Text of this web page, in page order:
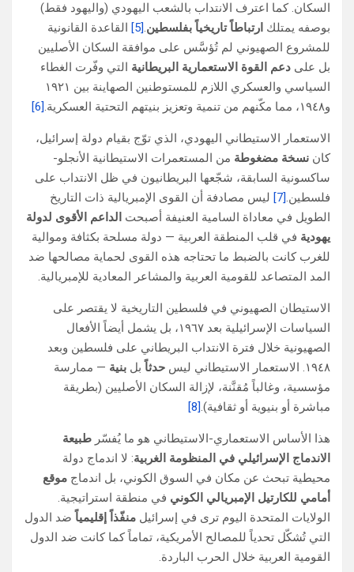
السكان. كما اعترف الانتداب بالشعب اليهودي (واليهود فقط)
بوصفه يمتلك ارتباطاً تاريخياً بفلسطين.
[5]
القاعدة القانونية
للمشروع الصهيوني لم تُؤسَّس على موافقة السكان الأصليين
بل على دعم القوة الاستعمارية البريطانية التي وفّرت الغطاء
السياسي والعسكري اللازم للمستوطنين الصهاينة بين ١٩٢١
و١٩٤٨، مما مكّنهم من تنمية وتعزيز بنيتهم التحتية العسكرية.
[6]
الاستعمار الاستيطاني اليهودي، الذي توّج بقيام دولة إسرائيل،
كان نسخة مضغوطة من المستعمرات الاستيطانية الأنجلو-
ساكسونية السابقة، شجّعها البريطانيون في ظل الانتداب على
فلسطين.[7]
ليس مصادفة أن القوى الإمبريالية ذات التاريخ
الطويل في معاداة السامية العنيفة أصبحت الداعم الأقوى لدولة
يهودية في قلب المنطقة العربية — دولة مسلحة بكثافة وموالية
للغرب كانت بالضبط ما تحتاجه هذه القوى لحماية مصالحها ضد
المد المتصاعد للقومية العربية والمشاعر المعادية للإمبريالية.
الاستيطان الصهيوني في فلسطين التاريخية لا يقتصر على
السياسات الإسرائيلية بعد ١٩٦٧، بل يشمل أيضاً الأفعال
الصهيونية خلال فترة الانتداب البريطاني على فلسطين وبعد
١٩٤٨. الاستعمار الاستيطاني ليس
حدثاً بل بنية — ممارسة
مؤسسية، وغالباً مُقنَّنة، لإزالة السكان الأصليين (بطريقة
مباشرة أو بنيوية أو ثقافية).[8]
هذا الأساس الاستعماري-الاستيطاني هو ما يُفسّر طبيعة
الاندماج الإسرائيلي في المنظومة الغربية: لا اندماج دولة
محيطية تبحث عن مكان في السوق الكوني، بل اندماج موقع
أمامي للكارتيل الإمبريالي الكوني في منطقة استراتيجية.
الولايات المتحدة اليوم ترى في إسرائيل منفّذاً إقليمياً ضد الدول
التي تُشكّل تحدياً للمصالح الأمريكية، تماماً كما كانت ضد الدول
القومية العربية خلال الحرب الباردة.